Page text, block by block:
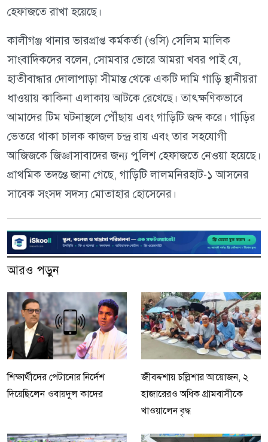
হেফাজতে রাখা হয়েছে।
কালীগঞ্জ থানার ভারপ্রাপ্ত কর্মকর্তা (ওসি) সেলিম মালিক
সাংবাদিকদের বলেন, সোমবার ভোরে আমরা খবর পাই যে,
হাতীবান্ধার দোলাপাড়া সীমান্ত থেকে একটি দামি গাড়ি স্থানীয়রা
ধাওয়ায় কাকিনা এলাকায় আটকে রেখেছে। তাৎক্ষণিকভাবে
আমাদের টিম ঘটনাস্থলে পৌঁছায় এবং গাড়িটি জব্দ করে। গাড়ির
ভেতরে থাকা চালক কাজল চন্দ্র রায় এবং তার সহযোগী
আজিজকে জিজ্ঞাসাবাদের জন্য পুলিশ হেফাজতে নেওয়া হয়েছে।
প্রাথমিক তদন্তে জানা গেছে, গাড়িটি লালমনিরহাট-১ আসনের
সাবেক সংসদ সদস্য মোতাহার হোসেনের।
আরও পড়ুন
শিক্ষার্থীদের পেটানোর নির্দেশ
দিয়েছিলেন ওবায়দুল কাদের
জীবদ্দশায় চল্লিশার আয়োজন, ২
হাজারেরও অধিক গ্রামবাসীকে
খাওয়ালেন বৃদ্ধ